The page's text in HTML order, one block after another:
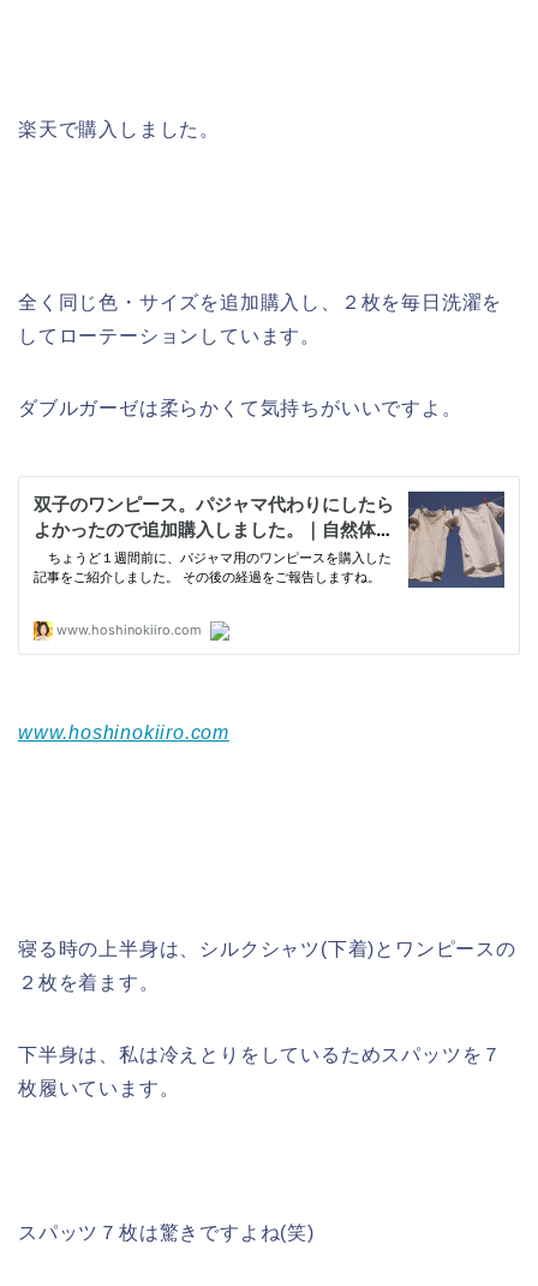
楽天で購入しました。
全く同じ色・サイズを追加購入し、２枚を毎日洗濯を
してローテーションしています。
ダブルガーゼは柔らかくて気持ちがいいですよ。
www.hoshinokiiro.com
寝る時の上半身は、シルクシャツ(下着)とワンピースの
２枚を着ます。
下半身は、私は冷えとりをしているためスパッツを７
枚履いています。
スパッツ７枚は驚きですよね(笑)